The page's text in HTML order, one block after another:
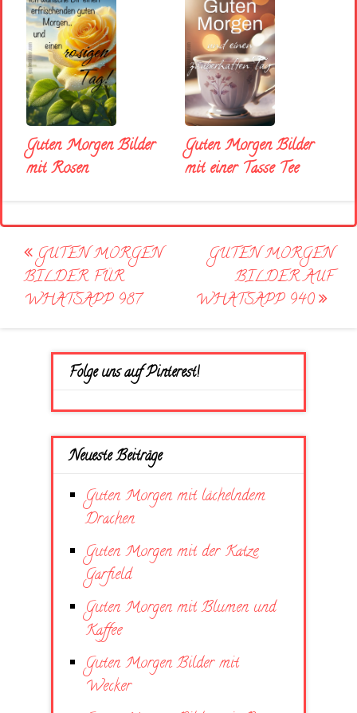
Guten Morgen Bilder
mit Rosen
Guten Morgen Bilder
mit einer Tasse Tee
Post
navigation
GUTEN MORGEN
BILDER FÜR
WHATSAPP 987
GUTEN MORGEN
BILDER AUF
WHATSAPP 940
Folge uns auf Pinterest!
Neueste Beiträge
Guten Morgen mit lächelndem
Drachen
Guten Morgen mit der Katze
Garfield
Guten Morgen mit Blumen und
Kaffee
Guten Morgen Bilder mit
Wecker